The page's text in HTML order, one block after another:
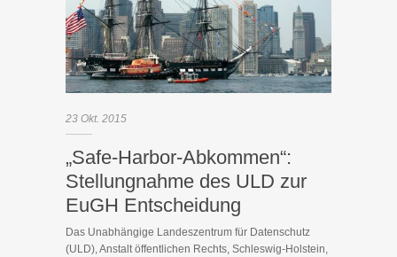
23 Okt. 2015
„Safe-Harbor-Abkommen“:
Stellungnahme des ULD zur
EuGH Entscheidung
Das Unabhängige Landeszentrum für Datenschutz
(ULD), Anstalt öffentlichen Rechts, Schleswig-Holstein,